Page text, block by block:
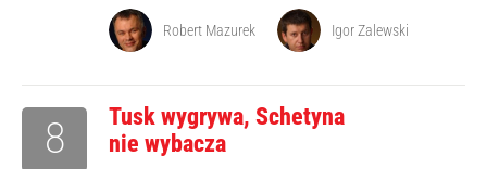
Robert Mazurek Igor Zalewski
Tusk wygrywa, Schetyna
nie wybacza
8